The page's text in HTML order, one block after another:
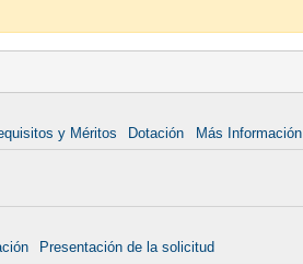
y Méritos Dotación
Más Información
Presentación de la solicitud